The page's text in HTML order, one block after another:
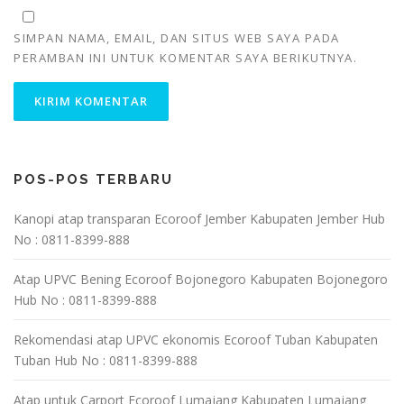
SIMPAN NAMA, EMAIL, DAN SITUS WEB SAYA PADA
PERAMBAN INI UNTUK KOMENTAR SAYA BERIKUTNYA.
POS-POS TERBARU
Kanopi atap transparan Ecoroof Jember Kabupaten Jember Hub
No : 0811-8399-888
Atap UPVC Bening Ecoroof Bojonegoro Kabupaten Bojonegoro
Hub No : 0811-8399-888
Rekomendasi atap UPVC ekonomis Ecoroof Tuban Kabupaten
Tuban Hub No : 0811-8399-888
Atap untuk Carport Ecoroof Lumajang Kabupaten Lumajang